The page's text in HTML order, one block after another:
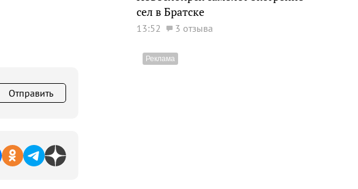
Отправить
сел в Братске
13:52 3 отзыва